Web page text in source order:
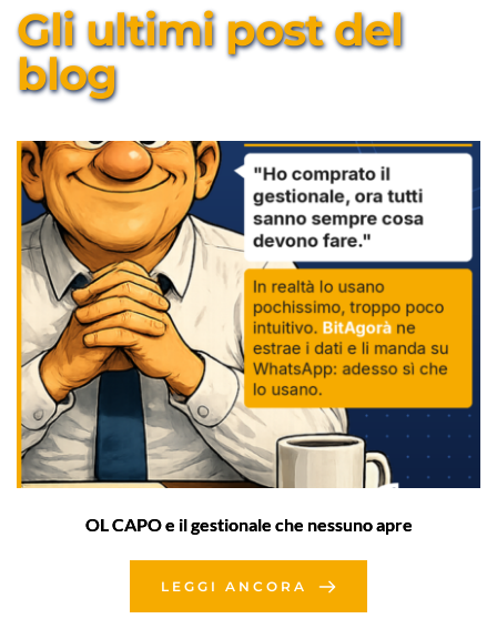
Gli ultimi post del
blog
OL CAPO e il gestionale che nessuno apre
LEGGI ANCORA